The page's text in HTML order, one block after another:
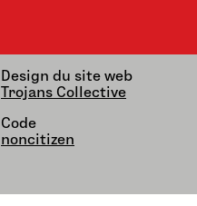
Design du site web
Trojans Collective
Code
noncitizen